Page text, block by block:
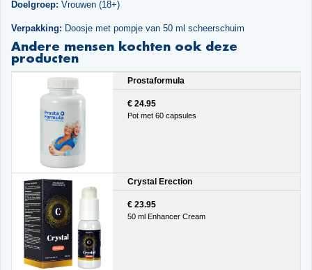
Doelgroep: Vrouwen (18+)
Verpakking: Doosje met pompje van 50 ml scheerschuim
Andere mensen kochten ook deze
producten
Prostaformula
€ 24.95
Pot met 60 capsules
Crystal Erection
€ 23.95
50 ml Enhancer Cream